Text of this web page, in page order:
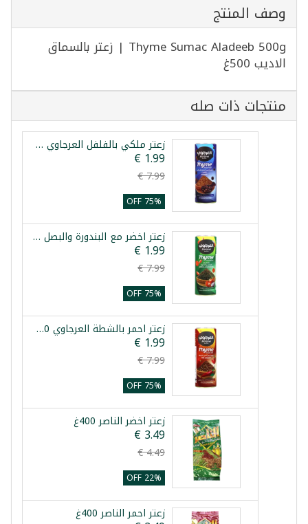
وصف المنتج
Thyme Sumac Aladeeb 500g | زعتر بالسماق
الاديب 500غ
منتجات ذات صله
زعتر ملكي بالفلفل العرجاوي 450غ
75% OFF
زعتر اخضر مع البندورة والبصل العرجاوي 450غ
75% OFF
زعتر احمر بالشطة العرجاوي 450غ
75% OFF
زعتر اخضر الناصر 400غ
22% OFF
زعتر احمر الناصر 400غ